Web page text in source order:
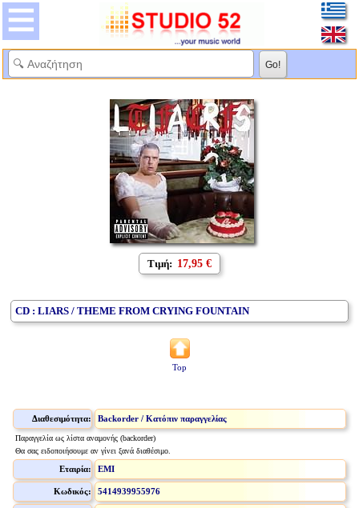
Τιμή: 17,95 €
CD : LIARS / THEME FROM CRYING FOUNTAIN
Top
Διαθεσιμότητα: Backorder / Κατόπιν παραγγελίας
Παραγγελία ως λίστα αναμονής (backorder)
Θα σας ειδοποιήσουμε αν γίνει ξανά διαθέσιμο.
Εταιρία: EMI
Κωδικός: 5414939955976